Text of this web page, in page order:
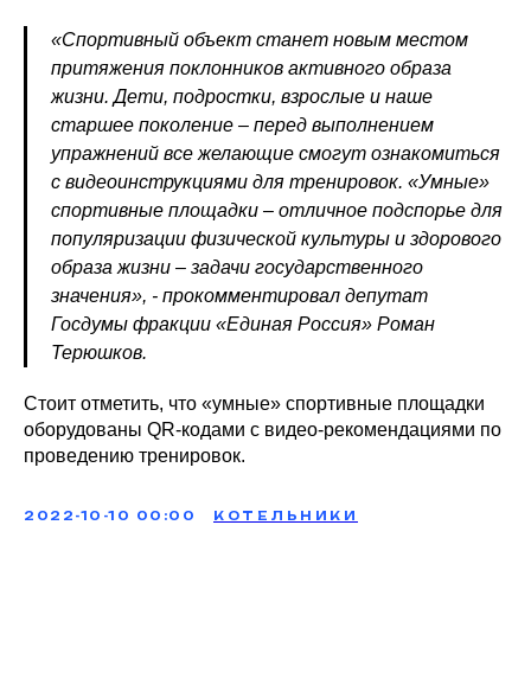
«Спортивный объект станет новым местом
притяжения поклонников активного образа
жизни. Дети, подростки, взрослые и наше
старшее поколение – перед выполнением
упражнений все желающие смогут ознакомиться
с видеоинструкциями для тренировок. «Умные»
спортивные площадки – отличное подспорье для
популяризации физической культуры и здорового
образа жизни – задачи государственного
значения», - прокомментировал депутат
Госдумы фракции «Единая Россия» Роман
Терюшков.
Стоит отметить, что «умные» спортивные площадки
оборудованы QR-кодами с видео-рекомендациями по
проведению тренировок.
2022-10-10 00:00 КОТЕЛЬНИКИ